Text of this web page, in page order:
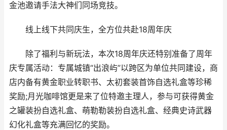
金池邀请手法大神们同场竞技。
线上线下共同庆生，全方位共赴18周年庆
除了福利与新玩法，本次18周年庆还特别准备了周年
庆专属活动：专属城镇“出浪屿”以跨区为单位共同建设，商
店内备有黄金职业转职书、太初套装首饰自选礼盒等珍稀
奖励;月光咖啡馆更是来了位特邀主理人，参与可获得黄金
之罐装扮自选礼盒、萌勒勒装扮自选礼盒、经典史诗武器
幻化礼盒等充满回忆的奖励。